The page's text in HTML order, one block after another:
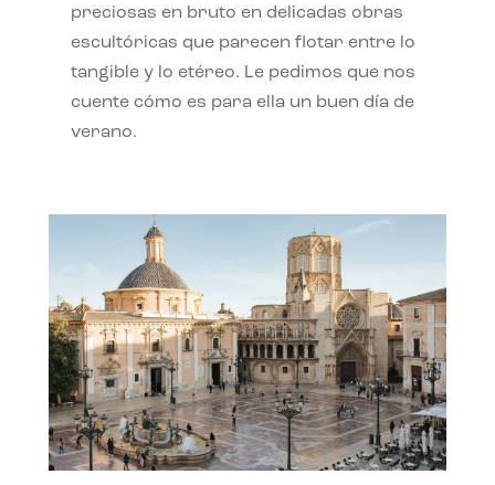
preciosas en bruto en delicadas obras
escultóricas que parecen flotar entre lo
tangible y lo etéreo. Le pedimos que nos
cuente cómo es para ella un buen día de
verano.